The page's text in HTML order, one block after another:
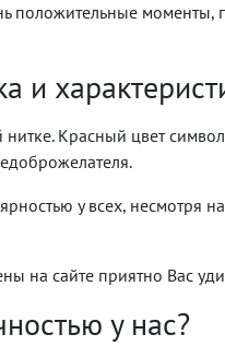
положительные моменты,
и
Красный цвет
у всех, несмотря
на сайте приятно Вас
у нас?